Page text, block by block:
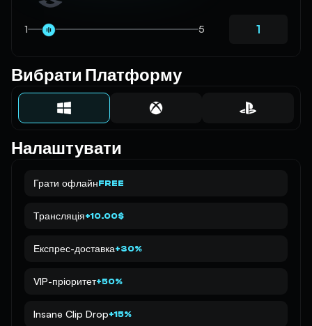
1 5
Вибрати Платформу
Налаштувати
Грати офлайнFREE
Трансляція+10.00$
Експрес-доставка+30%
VIP-пріоритет+50%
Insane Clip Drop+15%